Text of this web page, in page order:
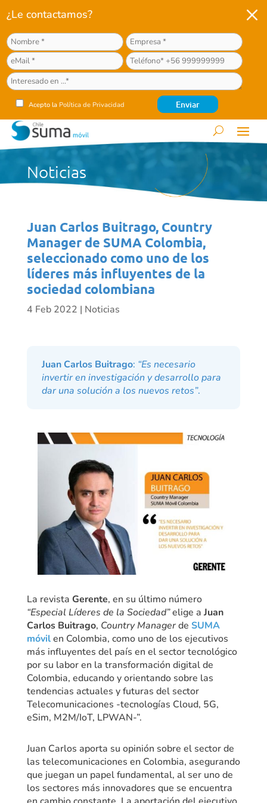
¿Le contactamos?
Acepto la Política de Privacidad
M
Noticias
Juan Carlos Buitrago, Country
Manager de SUMA Colombia,
seleccionado como uno de los
líderes más influyentes de la
sociedad colombiana
4 Feb 2022 | Noticias
Juan Carlos Buitrago: “Es necesario
invertir en investigación y desarrollo para
dar una solución a los nuevos retos”.
La revista Gerente, en su último número
“Especial Líderes de la Sociedad”elige a Juan
Carlos Buitrago, Country Managerde SUMA
móvilen Colombia, como uno de los ejecutivos
más influyentes del país en el sector tecnológico
por su labor en la transformación digital de
Colombia, educando y orientando sobre las
tendencias actuales y futuras del sector
Telecomunicaciones -tecnologías Cloud, 5G,
eSim, M2M/IoT, LPWAN-”.
Juan Carlos aporta su opinión sobre el sector de
las telecomunicaciones en Colombia, asegurando
que juegan un papel fundamental, al ser uno de
los sectores más innovadores que se encuentra